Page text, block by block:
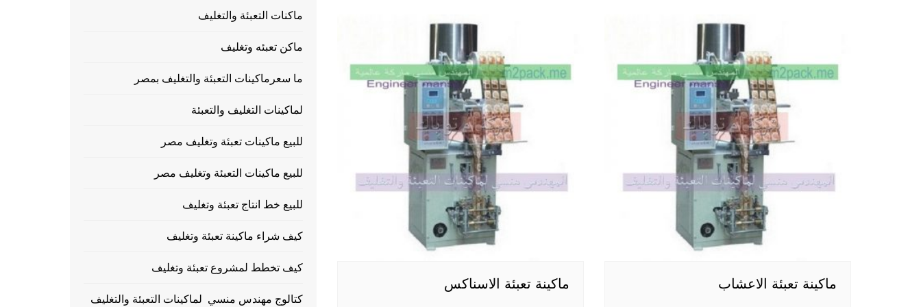
ماكينة تعبئة الاعشاب ماكينة تعبئة الاسناكس
ماكنات التعبئة والتغليف
ماكن تعبئه وتغليف
ما سعرماكينات التعبئة والتغليف بمصر
لماكينات التغليف والتعبئة
للبيع ماكينات تعبئة وتغليف مصر
للبيع ماكينات التعبئة وتغليف مصر
للبيع خط انتاج تعبئة وتغليف
كيف شراء ماكينة تعبئة وتغليف
كيف تخطط لمشروع تعبئة وتغليف
كتالوج مهندس منسي لماكينات التعبئة والتغليف